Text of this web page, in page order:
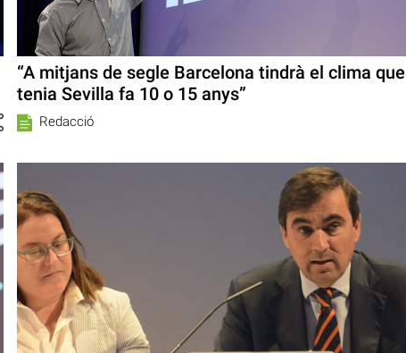
“A mitjans de segle Barcelona tindrà el clima que
tenia Sevilla fa 10 o 15 anys”
Redacció